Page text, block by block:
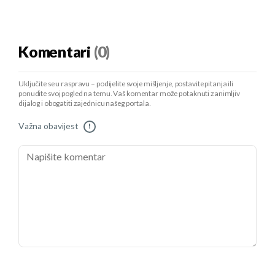
Komentari (0)
Uključite se u raspravu – podijelite svoje mišljenje, postavite pitanja ili
ponudite svoj pogled na temu. Vaš komentar može potaknuti zanimljiv
dijalog i obogatiti zajednicu našeg portala.
Važna obavijest !